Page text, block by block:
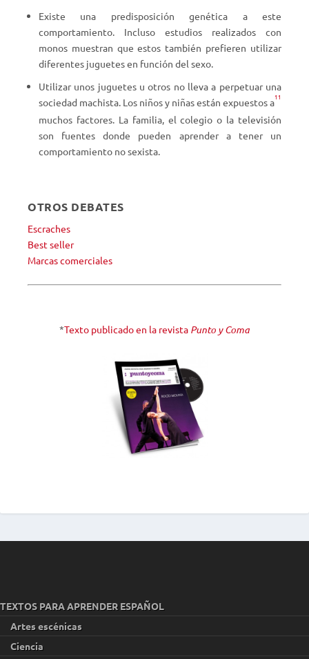
Existe una predisposición genética a este
comportamiento. Incluso estudios realizados con
monos muestran que estos también prefieren utilizar
diferentes juguetes en función del sexo.
Utilizar unos juguetes u otros no lleva a perpetuar una
sociedad machista. Los niños y niñas están expuestos a11
muchos factores. La familia, el colegio o la televisión
son fuentes donde pueden aprender a tener un
comportamiento no sexista.
OTROS DEBATES
Escraches
Best seller
Marcas comerciales
*Texto publicado en la revista Punto y Coma
TEXTOS PARA APRENDER ESPAÑOL
Artes escénicas
Ciencia